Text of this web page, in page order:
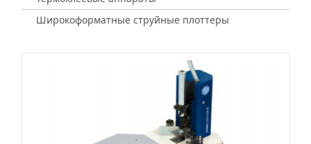
Широкоформатные струйные плоттеры